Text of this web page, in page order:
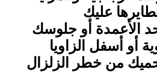
عليك
الأعمدة أو جلوسك
أو أسفل الزاويا
من خطر الزلزال